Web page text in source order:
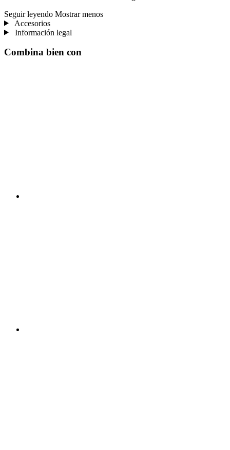
Seguir leyendo Mostrar menos
Accesorios
Información legal
Combina bien con